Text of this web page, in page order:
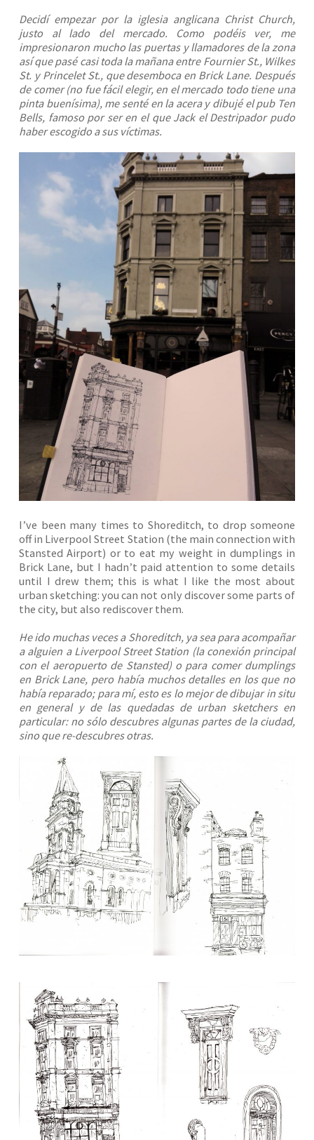
Decidí empezar por la iglesia anglicana Christ Church,
justo al lado del mercado. Como podéis ver, me
impresionaron mucho las puertas y llamadores de la zona
así que pasé casi toda la mañana entre Fournier St., Wilkes
St. y Princelet St., que desemboca en Brick Lane. Después
de comer (no fue fácil elegir, en el mercado todo tiene una
pinta buenísima), me senté en la acera y dibujé el pub Ten
Bells, famoso por ser en el que Jack el Destripador pudo
haber escogido a sus víctimas.
I’ve been many times to Shoreditch, to drop someone
off in Liverpool Street Station (the main connection with
Stansted Airport) or to eat my weight in dumplings in
Brick Lane, but I hadn’t paid attention to some details
until I drew them; this is what I like the most about
urban sketching: you can not only discover some parts of
the city, but also rediscover them.
He ido muchas veces a Shoreditch, ya sea para acompañar
a alguien a Liverpool Street Station (la conexión principal
con el aeropuerto de Stansted) o para comer dumplings
en Brick Lane, pero había muchos detalles en los que no
había reparado; para mí, esto es lo mejor de dibujar in situ
en general y de las quedadas de urban sketchers en
particular: no sólo descubres algunas partes de la ciudad,
sino que re-descubres otras.